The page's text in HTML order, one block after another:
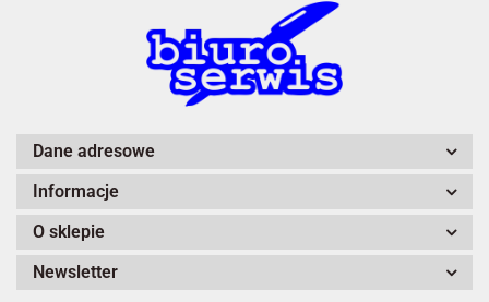
A4 Tech
Dane adresowe
Informacje
O sklepie
Newsletter